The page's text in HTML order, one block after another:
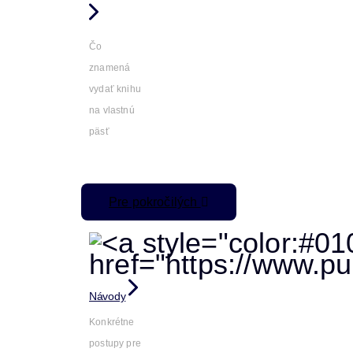
Čo
znamená
vydať knihu
na vlastnú
päsť
Pre pokročilých
Návody
Konkrétne
postupy pre